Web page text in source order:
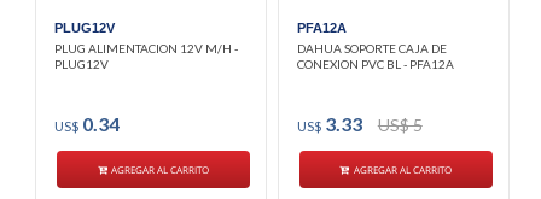
PLUG12V
PLUG ALIMENTACION 12V M/H -
PLUG12V
US$ 0.34
AGREGAR AL CARRITO
PFA12A
DAHUA SOPORTE CAJA DE
CONEXION PVC BL - PFA12A
US$3.33 US$ 5
AGREGAR AL CARRITO